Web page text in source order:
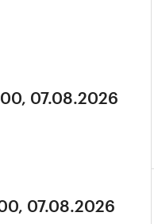
07.08.2026
07.08.2026